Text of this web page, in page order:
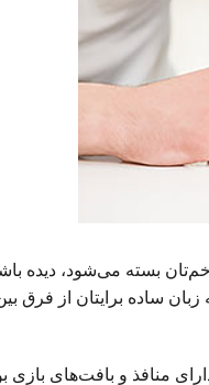
بسته می‌شود، دیده
ساده برایتان از فرق
منافذ و بافت‌های بازی